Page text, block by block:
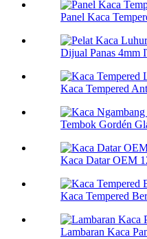
Panel Kaca
Dijual Panas 4mm
Kaca Tempered
Tembok Gordén
Kaca Datar OEM
Kaca Tempered
Lambaran Kaca